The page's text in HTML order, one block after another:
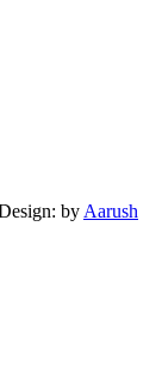
byAarush